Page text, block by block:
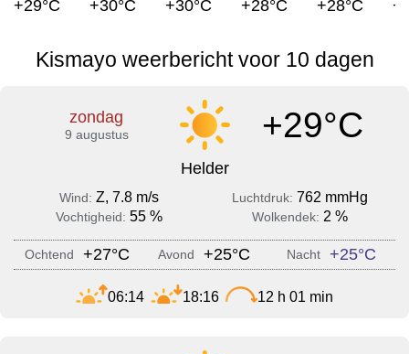
+29°C +30°C +30°C +28°C +28°C
Kismayo weerbericht voor 10 dagen
zondag
9 augustus +29°C
Helder
Wind: Z, 7.8 m/s Luchtdruk: 762 mmHg
Vochtigheid: 55 % Wolkendek: 2 %
Ochtend +27°C Avond +25°C Nacht +25°C
06:14 18:16 12 h 01 min